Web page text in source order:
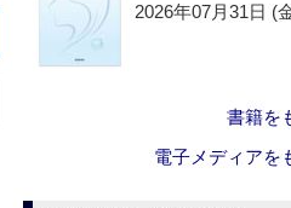
2026年07月31日 (
書籍を
電子メディアを